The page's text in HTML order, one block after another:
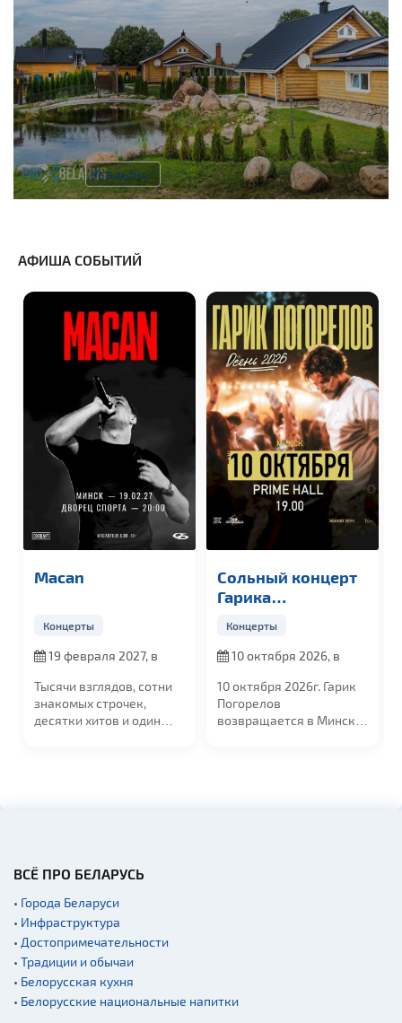
Усадьбы 1
АФИША СОБЫТИЙ
2027, в
сотни
и один
Сольный концерт
10 октября 2026, в
10 октября 2026г. Гарик
Погорелов
возвращается в Минск
Султан
16 октября
Султан Лагучев
эстрады, чьи
ВСЁ ПРО БЕЛАРУСЬ
• Города Беларуси
• Инфраструктура
• Достопримечательности
• Традиции и обычаи
• Белорусская кухня
• Белорусские национальные напитки